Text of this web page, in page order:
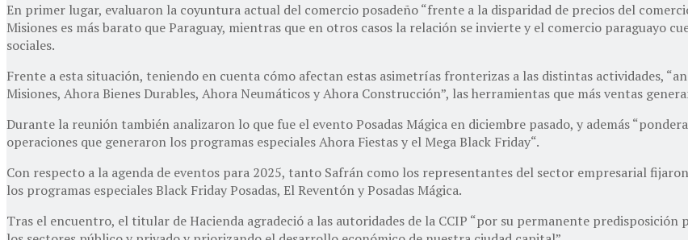
En primer lugar, evaluaron la coyuntura actual del comercio posadeño “frente a la disparidad de precios del
Misiones es más barato que Paraguay, mientras que en otros casos la relación se invierte y el comercio paraguayo
sociales.
Frente a esta situación, teniendo en cuenta cómo afectan estas asimetrías fronterizas a las distintas actividades,
Misiones, Ahora Bienes Durables, Ahora Neumáticos y Ahora Construcción”, las herramientas que más ventas
Durante la reunión también analizaron lo que fue el evento Posadas Mágica en diciembre pasado, y además
operaciones que generaron los programas especiales Ahora Fiestas y el Mega Black Friday“.
Con respecto a la agenda de eventos para 2025, tanto Safrán como los representantes del sector empresarial
los programas especiales Black Friday Posadas, El Reventón y Posadas Mágica.
Tras el encuentro, el titular de Hacienda agradeció a las autoridades de la CCIP “por su permanente